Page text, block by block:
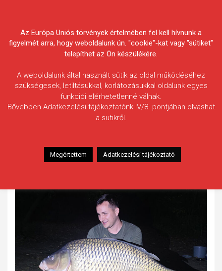
Egyesületek Szövetsége
Oláh Dániel
Halfaj: Ponty
Fogott hal adatai: 22,08 kg
Az Európa Uniós törvények értelmében fel kell hívnunk a
figyelmét arra, hogy weboldalunk ún. "cookie"-kat vagy "sütiket"
telepíthet az Ön készülékére.
A weboldalunk által használt sütik az oldal működéséhez
szükségesek, letiltásukkal, korlátozásukkal oldalunk egyes
funkciói elérhetetlenné válnak.
Bővebben Adatkezelési tájékoztatónk IV/8. pontjában olvashat
a sütikről.
Megértettem Adatkezelési tájékoztató